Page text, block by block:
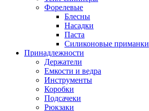
Форелевые
Блесны
Насадки
Паста
Силиконовые приманки
Принадлежности
Держатели
Емкости и ведра
Инструменты
Коробки
Подсачеки
Рюкзаки